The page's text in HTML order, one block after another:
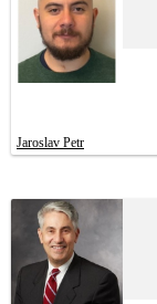
Jaroslav Petr